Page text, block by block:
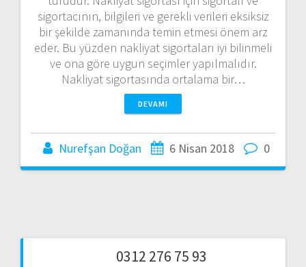
sigortacının, bilgileri ve gerekli verileri eksiksiz
bir şekilde zamanında temin etmesi önem arz
eder. Bu yüzden nakliyat sigortaları iyi bilinmeli
ve ona göre uygun seçimler yapılmalıdır.
Nakliyat sigortasında ortalama bir…
DEVAMI
Nurefşan Doğan 6 Nisan 2018 0
0312 276 75 93